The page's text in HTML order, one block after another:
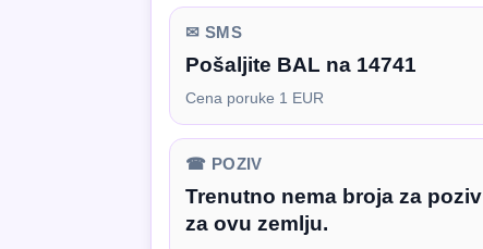
✉ SMS
Pošaljite BAL na 14741
Cena poruke 1 EUR
☎ POZIV
Trenutno nema broja za poziv
za ovu zemlju.